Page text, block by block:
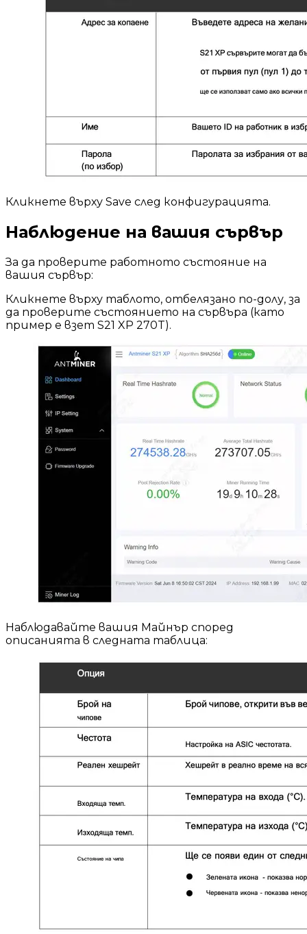
Кликнете върху Save след конфигурацията.
Наблюдение на вашия сървър
За да проверите работното състояние на
вашия сървър:
Кликнете върху таблото, отбелязано по-долу, за
да проверите състоянието на сървъра (като
пример е взет S21 XP 270T).
Наблюдавайте вашия Майнър според
описанията в следната таблица: